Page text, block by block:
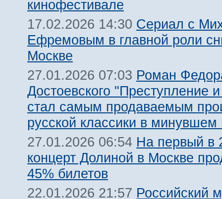
кинофестивале
17.02.2026 14:30 Сериал с
Ефремовым в главной роли
Москве
27.01.2026 07:03 Роман
Достоевского "Преступление
стал самым продаваемым
русской классики в минувшем
27.01.2026 06:54 На первый в
концерт Долиной в Москве
45% билетов
22.01.2026 21:57 Российский